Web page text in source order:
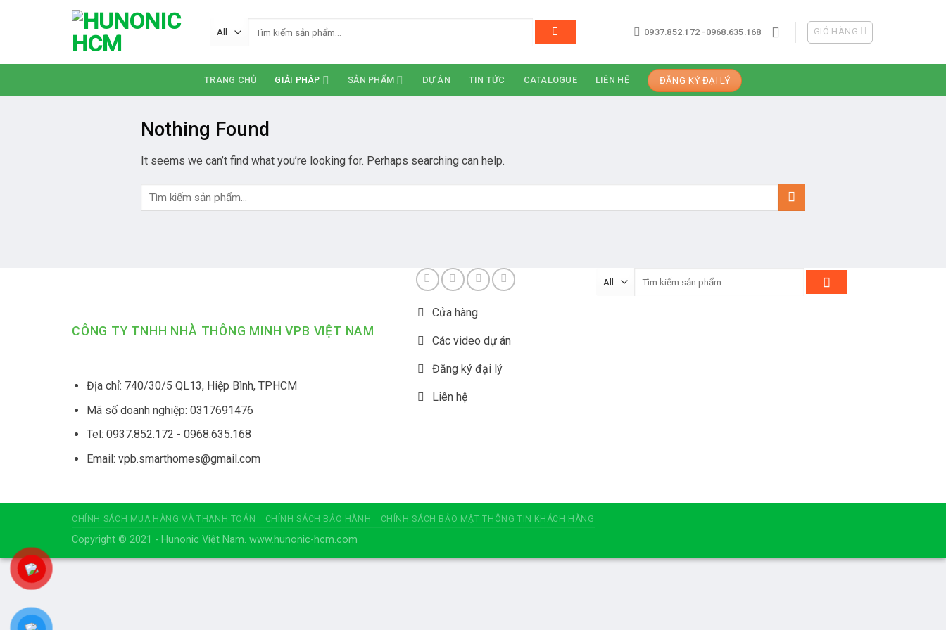
kiếm:
0937.852.172 -0968.635.168 GIỎ HÀNG
TRANG CHỦ GIẢI PHÁP SẢN PHẨM DỰ ÁN TIN TỨC CATALOGUE LIÊN HỆ ĐĂNG KÝ ĐẠI LÝ
Nothing Found
It seems we can’t find what you’re looking for. Perhaps searching can help.
CÔNG TY TNHH NHÀ THÔNG MINH VPB VIỆT NAM
Địa chỉ: 740/30/5 QL13, Hiệp Bình, TPHCM
Mã số doanh nghiệp: 0317691476
Tel: 0937.852.172 - 0968.635.168
Email: vpb.smarthomes@gmail.com
Cửa hàng
Các video dự án
Đăng ký đại lý
Liên hệ
CHÍNH SÁCH MUA HÀNG VÀ THANH TOÁN CHÍNH SÁCH BẢO HÀNH CHÍNH SÁCH BẢO MẬT THÔNG TIN KHÁCH HÀNG
Copyright © 2021 - Hunonic Việt Nam. www.hunonic-hcm.com